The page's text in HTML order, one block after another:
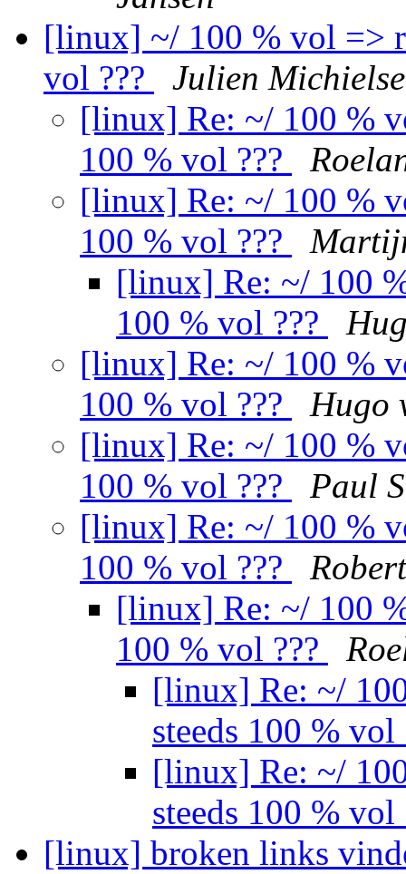
[linux] ~/ 100 % vol =>
vol ???
Julien
[linux] Re: ~/ 100 %
100 % vol ???
[linux] Re: ~/ 100 %
100 % vol ???
[linux] Re: ~/ 100
100 % vol ???
[linux] Re: ~/ 100 %
100 % vol ???
Hugo
[linux] Re: ~/ 100 %
100 % vol ???
Paul
[linux] Re: ~/ 100 %
100 % vol ???
[linux] Re: ~/ 100
100 % vol ???
[linux] Re: ~/
steeds 100 % vol
[linux] Re: ~/
steeds 100 % vol
[linux] broken links